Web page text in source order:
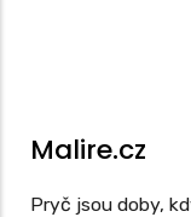
Malire.cz
Pryč jsou doby,